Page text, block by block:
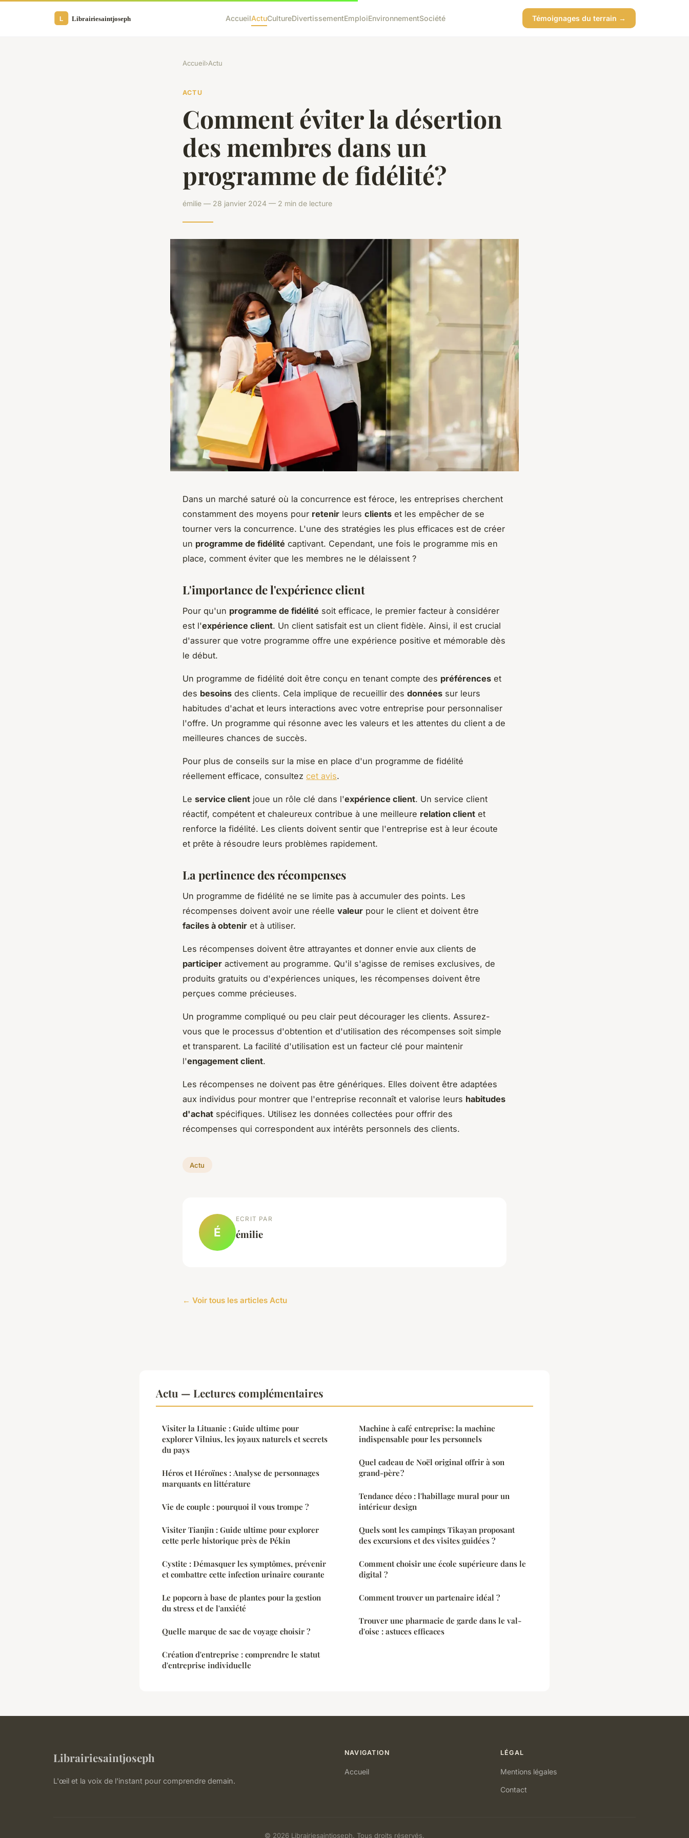
AccueilActuCultureDivertissementEmploiEnvironnementSociété Témoignages du terrain →
Accueil›Actu
ACTU
Comment éviter la désertion
des membres dans un
programme de fidélité?
émilie — 28 janvier 2024 — 2 min de lecture
Dans un marché saturé où la concurrence est féroce, les entreprises cherchent
constamment des moyens pour retenir leurs clients et les empêcher de se
tourner vers la concurrence. L'une des stratégies les plus efficaces est de créer
un programme de fidélité captivant. Cependant, une fois le programme mis en
place, comment éviter que les membres ne le délaissent ?
L'importance de l'expérience client
Pour qu'un programme de fidélité soit efficace, le premier facteur à considérer
est l'expérience client. Un client satisfait est un client fidèle. Ainsi, il est crucial
d'assurer que votre programme offre une expérience positive et mémorable dès
le début.
Un programme de fidélité doit être conçu en tenant compte des préférences et
des besoins des clients. Cela implique de recueillir des données sur leurs
habitudes d'achat et leurs interactions avec votre entreprise pour personnaliser
l'offre. Un programme qui résonne avec les valeurs et les attentes du client a de
meilleures chances de succès.
Pour plus de conseils sur la mise en place d'un programme de fidélité
réellement efficace, consultez cet avis.
Le service client joue un rôle clé dans l'expérience client. Un service client
réactif, compétent et chaleureux contribue à une meilleure relation client et
renforce la fidélité. Les clients doivent sentir que l'entreprise est à leur écoute
et prête à résoudre leurs problèmes rapidement.
La pertinence des récompenses
Un programme de fidélité ne se limite pas à accumuler des points. Les
récompenses doivent avoir une réelle valeur pour le client et doivent être
faciles à obtenir et à utiliser.
Les récompenses doivent être attrayantes et donner envie aux clients de
participer activement au programme. Qu'il s'agisse de remises exclusives, de
produits gratuits ou d'expériences uniques, les récompenses doivent être
perçues comme précieuses.
Un programme compliqué ou peu clair peut décourager les clients. Assurez-
vous que le processus d'obtention et d'utilisation des récompenses soit simple
et transparent. La facilité d'utilisation est un facteur clé pour maintenir
l'engagement client.
Les récompenses ne doivent pas être génériques. Elles doivent être adaptées
aux individus pour montrer que l'entreprise reconnaît et valorise leurs habitudes
d'achat spécifiques. Utilisez les données collectées pour offrir des
récompenses qui correspondent aux intérêts personnels des clients.
Actu
É
ECRIT PAR
émilie
← Voir tous les articles Actu
Actu — Lectures complémentaires
Visiter la Lituanie : Guide ultime pour
explorer Vilnius, les joyaux naturels et secrets
du pays
Héros et Héroïnes : Analyse de personnages
marquants en littérature
Vie de couple : pourquoi il vous trompe ?
Visiter Tianjin : Guide ultime pour explorer
cette perle historique près de Pékin
Cystite : Démasquer les symptômes, prévenir
et combattre cette infection urinaire courante
Le popcorn à base de plantes pour la gestion
du stress et de l'anxiété
Quelle marque de sac de voyage choisir ?
Création d'entreprise : comprendre le statut
d'entreprise individuelle
Machine à café entreprise: la machine
indispensable pour les personnels
Quel cadeau de Noël original offrir à son
grand-père ?
Tendance déco : l'habillage mural pour un
intérieur design
Quels sont les campings Tikayan proposant
des excursions et des visites guidées ?
Comment choisir une école supérieure dans le
digital ?
Comment trouver un partenaire idéal ?
Trouver une pharmacie de garde dans le val-
d'oise : astuces efficaces
Librairiesaintjoseph
L'œil et la voix de l'instant pour comprendre demain.
NAVIGATION
Accueil
LÉGAL
Mentions légales
Contact
© 2026 Librairiesaintjoseph. Tous droits réservés.